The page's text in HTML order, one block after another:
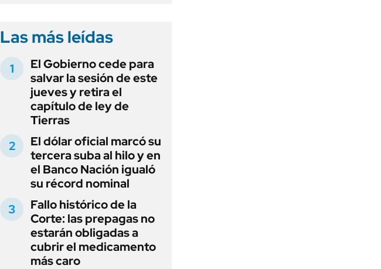
Las más leídas
El Gobierno cede para
salvar la sesión de este
jueves y retira el
capítulo de ley de
Tierras
El dólar oficial marcó su
tercera suba al hilo y en
el Banco Nación igualó
su récord nominal
Fallo histórico de la
Corte: las prepagas no
estarán obligadas a
cubrir el medicamento
más caro